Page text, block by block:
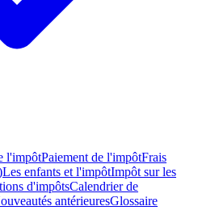
l'impôtPaiement de l'impôtFrais
Les enfants et l'impôtImpôt sur les
d'impôtsCalendrier de
antérieuresGlossaire